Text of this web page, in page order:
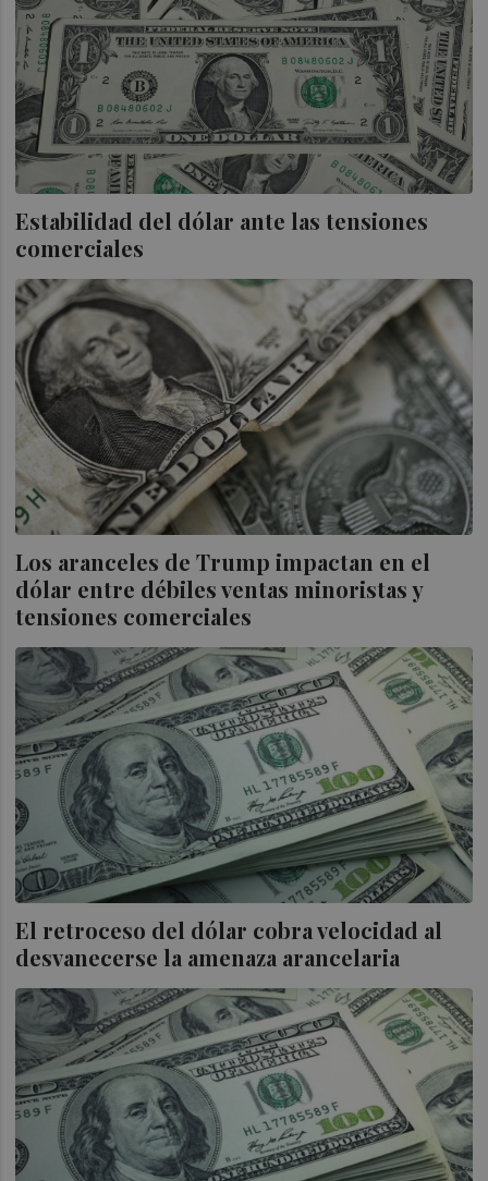
Estabilidad del dólar ante las tensiones
comerciales
Los aranceles de Trump impactan en el
dólar entre débiles ventas minoristas y
tensiones comerciales
El retroceso del dólar cobra velocidad al
desvanecerse la amenaza arancelaria